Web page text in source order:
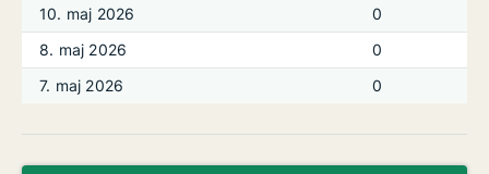
10. maj 2026
0
8. maj 2026
0
7. maj 2026
0